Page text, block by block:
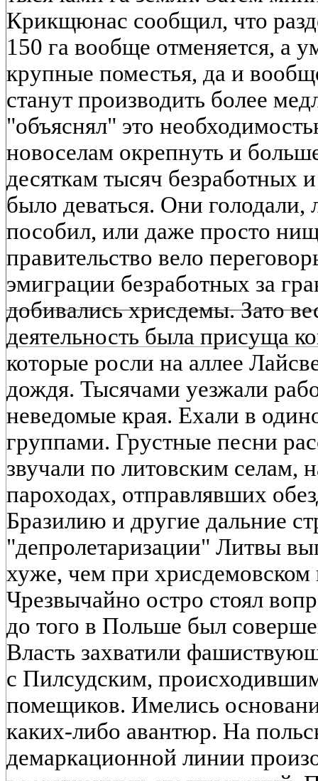
Крикщюнас сообщил, что
150 га вообще отменяется, а
крупные поместья, да и
станут производить более
"объяснял" это
новоселам окрепнуть и
десяткам тысяч безработных
было деваться. Они
пособил, или даже просто
правительство вело
эмиграции безработных за
добивались хрисдемы. Зато
деятельность была присуща
которые росли на аллее
дождя. Тысячами уезжали
неведомые края. Ехали в
группами. Грустные песни
звучали по литовским селам,
пароходах, отправлявших
Бразилию и другие дальние
"депролетаризации" Литвы
хуже, чем при хрисдемовском
Чрезвычайно остро стоял
до того в Польше был
Власть захватили
с Пилсудским,
помещиков. Имелись
каких-либо авантюр. На
демаркационной линии